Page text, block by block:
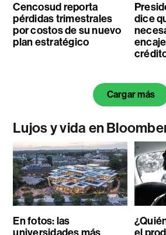
Cencosud reporta
pérdidas trimestrales
por costos de su nuevo
plan estratégico
dice
Cargar más
Lujos y vida en
En fotos: las